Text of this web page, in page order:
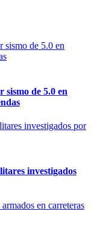
sismo de 5.0 en
investigados